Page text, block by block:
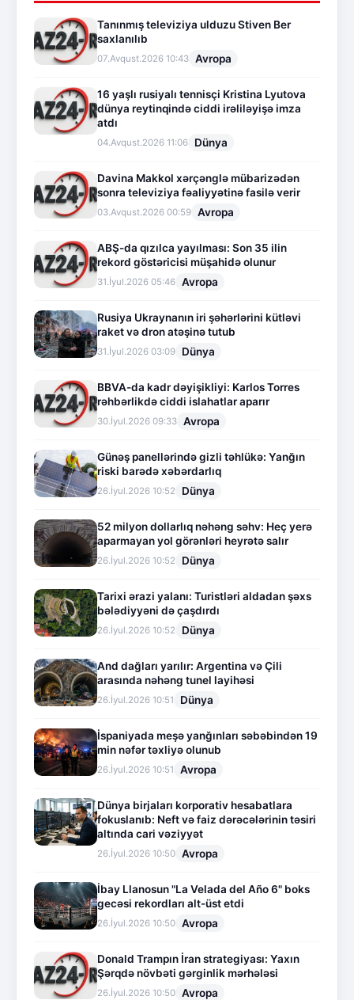
Tanınmış televiziya ulduzu Stiven Ber
saxlanılıb
07.Avqust.2026 10:43 Avropa
16 yaşlı rusiyalı tennisçi Kristina Lyutova
dünya reytinqində ciddi irəliləyişə imza
atdı
04.Avqust.2026 11:06 Dünya
Davina Makkol xərçənglə mübarizədən
sonra televiziya fəaliyyətinə fasilə verir
03.Avqust.2026 00:59 Avropa
ABŞ-da qızılca yayılması: Son 35 ilin
rekord göstəricisi müşahidə olunur
31.İyul.2026 05:46 Avropa
Rusiya Ukraynanın iri şəhərlərini kütləvi
raket və dron atəşinə tutub
31.İyul.2026 03:09 Dünya
BBVA-da kadr dəyişikliyi: Karlos Torres
rəhbərlikdə ciddi islahatlar aparır
30.İyul.2026 09:33 Avropa
Günəş panellərində gizli təhlükə: Yanğın
riski barədə xəbərdarlıq
26.İyul.2026 10:52 Dünya
52 milyon dollarlıq nəhəng səhv: Heç yerə
aparmayan yol görənləri heyrətə salır
26.İyul.2026 10:52 Dünya
Tarixi ərazi yalanı: Turistləri aldadan şəxs
bələdiyyəni də çaşdırdı
26.İyul.2026 10:52 Dünya
And dağları yarılır: Argentina və Çili
arasında nəhəng tunel layihəsi
26.İyul.2026 10:51 Dünya
İspaniyada meşə yanğınları səbəbindən 19
min nəfər təxliyə olunub
26.İyul.2026 10:51 Avropa
Dünya birjaları korporativ hesabatlara
fokuslanıb: Neft və faiz dərəcələrinin təsiri
altında cari vəziyyət
26.İyul.2026 10:50 Avropa
İbay Llanosun "La Velada del Año 6" boks
gecəsi rekordları alt-üst etdi
26.İyul.2026 10:50 Avropa
Donald Trampın İran strategiyası: Yaxın
Şərqdə növbəti gərginlik mərhələsi
26.İyul.2026 10:50 Avropa